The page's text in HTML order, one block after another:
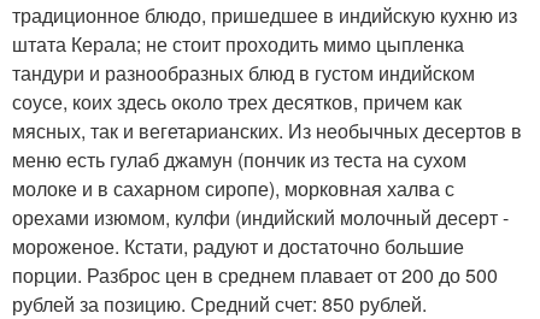
традиционное блюдо, пришедшее в индийскую кухню из
штата Керала; не стоит проходить мимо цыпленка
тандури и разнообразных блюд в густом индийском
соусе, коих здесь около трех десятков, причем как
мясных, так и вегетарианских. Из необычных десертов в
меню есть гулаб джамун (пончик из теста на сухом
молоке и в сахарном сиропе), морковная халва с
орехами изюмом, кулфи (индийский молочный десерт -
мороженое. Кстати, радуют и достаточно большие
порции. Разброс цен в среднем плавает от 200 до 500
рублей за позицию. Средний счет: 850 рублей.